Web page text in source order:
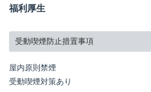
福利厚生
受動喫煙防止措置事項
屋内原則禁煙
受動喫煙対策あり